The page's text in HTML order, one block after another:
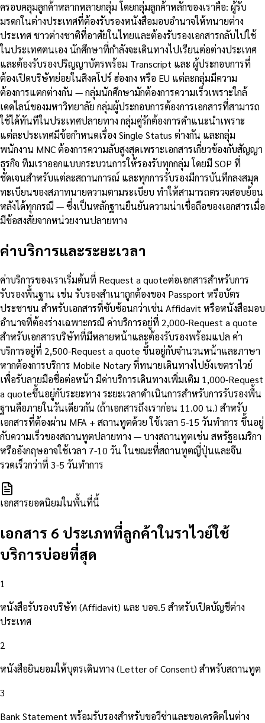
ครอบคลุมลูกค้าหลากหลายกลุ่ม โดยกลุ่มลูกค้าหลักของเราคือ: ผู้รับ
มรดกในต่างประเทศที่ต้องรับรองหนังสือมอบอำนาจให้ทนายต่าง
ประเทศ ชาวต่างชาติที่อาศัยในไทยและต้องรับรองเอกสารกลับไปใช้
ในประเทศตนเอง นักศึกษาที่กำลังจะเดินทางไปเรียนต่อต่างประเทศ
และต้องรับรองปริญญาบัตรพร้อม Transcript และ ผู้ประกอบการที่
ต้องเปิดบริษัทย่อยในสิงคโปร์ ฮ่องกง หรือ EU แต่ละกลุ่มมีความ
ต้องการแตกต่างกัน — กลุ่มนักศึกษามักต้องการความเร็วเพราะใกล้
เดดไลน์ของมหาวิทยาลัย กลุ่มผู้ประกอบการต้องการเอกสารที่สามารถ
ใช้ได้ทันทีในประเทศปลายทาง กลุ่มคู่รักต้องการคำแนะนำเพราะ
แต่ละประเทศมีข้อกำหนดเรื่อง Single Status ต่างกัน และกลุ่ม
พนักงาน MNC ต้องการความลับสูงสุดเพราะเอกสารเกี่ยวข้องกับสัญญา
ธุรกิจ ทีมเราออกแบบกระบวนการให้รองรับทุกกลุ่ม โดยมี SOP ที่
ชัดเจนสำหรับแต่ละสถานการณ์ และทุกการรับรองมีการบันทึกลงสมุด
ทะเบียนของสภาทนายความตามระเบียบ ทำให้สามารถตรวจสอบย้อน
หลังได้ทุกกรณี — ซึ่งเป็นหลักฐานยืนยันความน่าเชื่อถือของเอกสารเมื่อ
มีข้อสงสัยจากหน่วยงานปลายทาง
ค่าบริการและระยะเวลา
ค่าบริการของเราเริ่มต้นที่ Request a quoteต่อเอกสารสำหรับการ
รับรองพื้นฐาน เช่น รับรองสำเนาถูกต้องของ Passport หรือบัตร
ประชาชน สำหรับเอกสารที่ซับซ้อนกว่าเช่น Affidavit หรือหนังสือมอบ
อำนาจที่ต้องร่างเฉพาะกรณี ค่าบริการอยู่ที่ 2,000-Request a quote
สำหรับเอกสารบริษัทที่มีหลายหน้าและต้องรับรองพร้อมแปล ค่า
บริการอยู่ที่ 2,500-Request a quote ขึ้นอยู่กับจำนวนหน้าและภาษา
หากต้องการบริการ Mobile Notary ที่ทนายเดินทางไปยังเขตราไวย์
เพื่อรับลายมือชื่อต่อหน้า มีค่าบริการเดินทางเพิ่มเติม 1,000-Request
a quoteขึ้นอยู่กับระยะทาง ระยะเวลาดำเนินการสำหรับการรับรองพื้น
ฐานคือภายในวันเดียวกัน (ถ้าเอกสารถึงเราก่อน 11.00 น.) สำหรับ
เอกสารที่ต้องผ่าน MFA + สถานทูตด้วย ใช้เวลา 5-15 วันทำการ ขึ้นอยู่
กับความเร็วของสถานทูตปลายทาง — บางสถานทูตเช่น สหรัฐอเมริกา
หรืออังกฤษอาจใช้เวลา 7-10 วัน ในขณะที่สถานทูตญี่ปุ่นและจีน
รวดเร็วกว่าที่ 3-5 วันทำการ
เอกสารยอดนิยมในพื้นที่นี้
เอกสาร 6 ประเภทที่ลูกค้าในราไวย์ใช้
บริการบ่อยที่สุด
1
หนังสือรับรองบริษัท (Affidavit) และ บอจ.5 สำหรับเปิดบัญชีต่าง
ประเทศ
2
หนังสือยินยอมให้บุตรเดินทาง (Letter of Consent) สำหรับสถานทูต
3
Bank Statement พร้อมรับรองสำหรับขอวีซ่าและขอเครดิตในต่าง